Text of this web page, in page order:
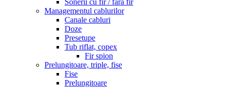
Managementul cablurilor
Canale cabluri
Doze
Presetupe
Tub riflat, copex
Fir spion
Prelungitoare, triple, fise
Fise
Prelungitoare